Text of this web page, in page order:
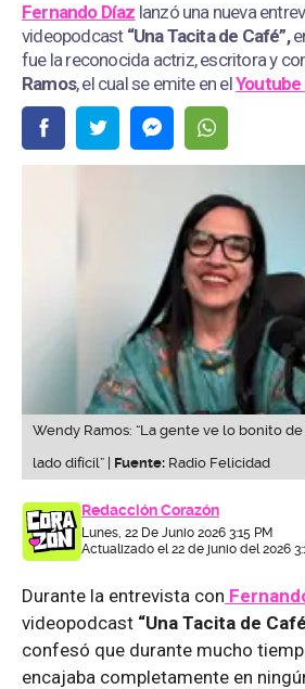
Fernando Díaz lanzó una nueva
videopodcast “Una Tacita de Café”,
fue la reconocida actriz, escritora y
Ramos, el cual se emite en elYoutube
Wendy Ramos: “La gente ve lo bonito
lado difícil” | Fuente: Radio Felicidad
Redacción Corazón
Lunes, 22 De Junio 2026 3:15 PM
Actualizado el 22 de junio del 2026
Durante la entrevista con
videopodcast “Una Tacita de
confesó que durante mucho
encajaba completamente en